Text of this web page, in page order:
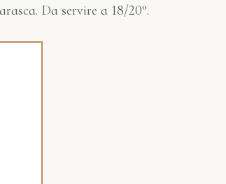
Da servire a 18/20°.